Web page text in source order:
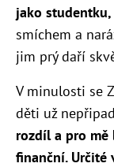
jako studentku,
smíchem a
jim prý daří
V minulosti se
děti už
rozdíl a pro mě
finanční. Určité